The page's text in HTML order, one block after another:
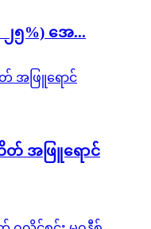
၅%) အေ...
အဖြူရောင်